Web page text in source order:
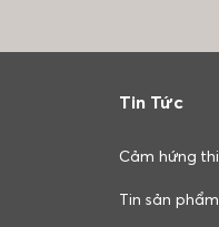
Tin Tức
Cảm hứng
Tin sản phẩm